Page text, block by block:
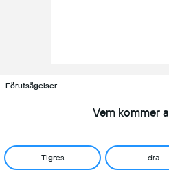
Förutsägelser
Vem kommer
Tigres dra